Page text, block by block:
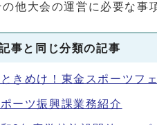
の他大会の運営に必要な事
事と同じ分類の記事
ときめけ！東金スポーツフ
ーツ振興課業務紹介